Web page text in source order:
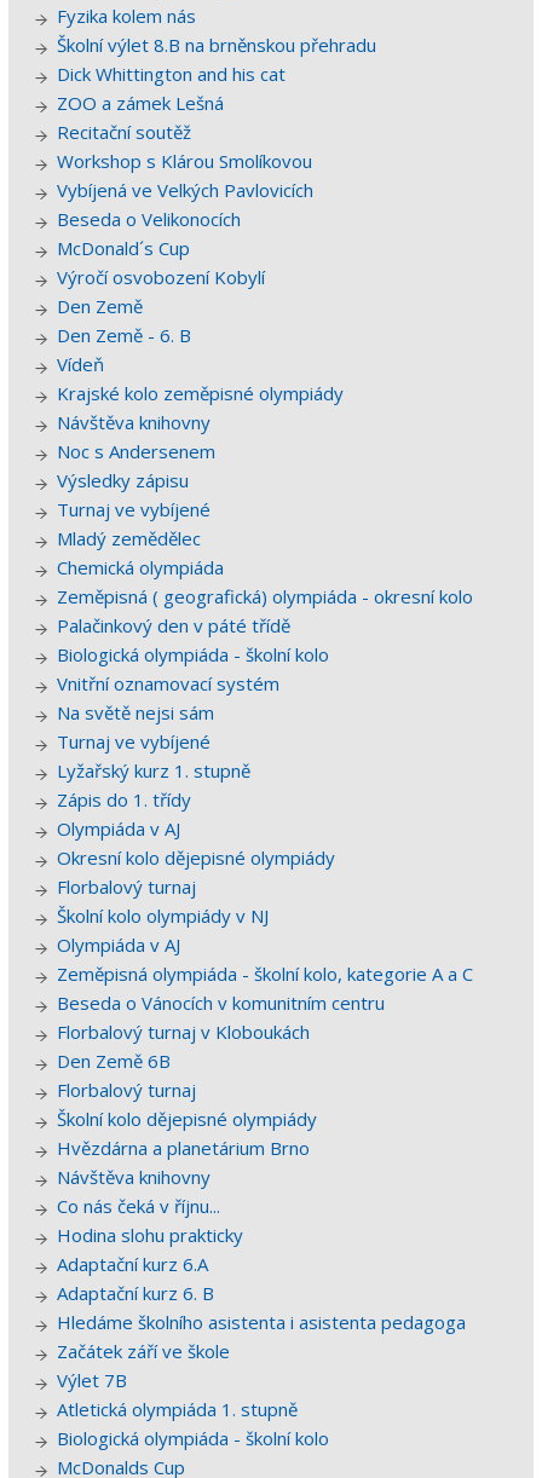
Fyzika kolem nás
Školní výlet 8.B na brněnskou přehradu
Dick Whittington and his cat
ZOO a zámek Lešná
Recitační soutěž
Workshop s Klárou Smolíkovou
Vybíjená ve Velkých Pavlovicích
Beseda o Velikonocích
McDonald´s Cup
Výročí osvobození Kobylí
Den Země
Den Země - 6. B
Vídeň
Krajské kolo zeměpisné olympiády
Návštěva knihovny
Noc s Andersenem
Výsledky zápisu
Turnaj ve vybíjené
Mladý zemědělec
Chemická olympiáda
Zeměpisná ( geografická) olympiáda - okresní kolo
Palačinkový den v páté třídě
Biologická olympiáda - školní kolo
Vnitřní oznamovací systém
Na světě nejsi sám
Turnaj ve vybíjené
Lyžařský kurz 1. stupně
Zápis do 1. třídy
Olympiáda v AJ
Okresní kolo dějepisné olympiády
Florbalový turnaj
Školní kolo olympiády v NJ
Olympiáda v AJ
Zeměpisná olympiáda - školní kolo, kategorie A a C
Beseda o Vánocích v komunitním centru
Florbalový turnaj v Kloboukách
Den Země 6B
Florbalový turnaj
Školní kolo dějepisné olympiády
Hvězdárna a planetárium Brno
Návštěva knihovny
Co nás čeká v říjnu...
Hodina slohu prakticky
Adaptační kurz 6.A
Adaptační kurz 6. B
Hledáme školního asistenta i asistenta pedagoga
Začátek září ve škole
Výlet 7B
Atletická olympiáda 1. stupně
Biologická olympiáda - školní kolo
McDonalds Cup